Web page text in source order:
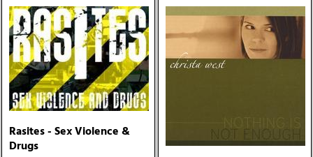
Rasites - Sex Violence &
Drugs